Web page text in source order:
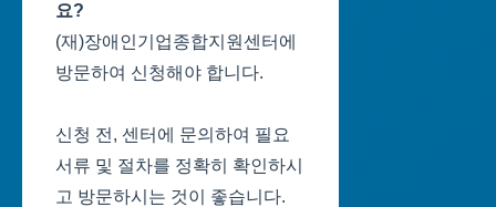
요?
(재)장애인기업종합지원센터에
방문하여 신청해야 합니다.
신청 전, 센터에 문의하여 필요
서류 및 절차를 정확히 확인하시
고 방문하시는 것이 좋습니다.